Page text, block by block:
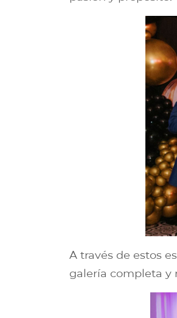
A través de estos
galería completa y